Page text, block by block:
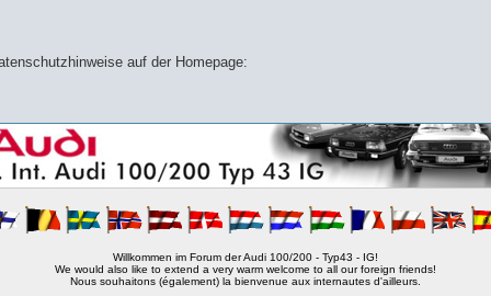
auf der Homepage:
Willkommen im Forum der Audi 100/200 - Typ43 - IG!
We would also like to extend a very warm welcome to all our foreign friends!
Nous souhaitons (également) la bienvenue aux internautes d'ailleurs.